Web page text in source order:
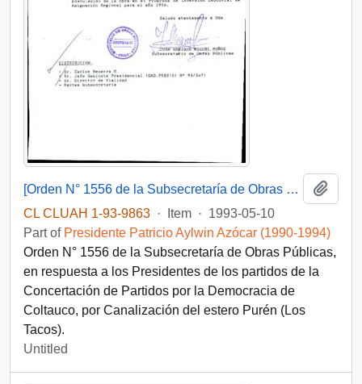
[Orden N° 1556 de la Subsecretaría de Obras Públicas]
CL CLUAH 1-93-9863 · Item · 1993-05-10
Part of Presidente Patricio Aylwin Azócar (1990-1994)
Orden N° 1556 de la Subsecretaría de Obras Públicas,
en respuesta a los Presidentes de los partidos de la
Concertación de Partidos por la Democracia de
Coltauco, por Canalización del estero Purén (Los
Tacos).
Untitled